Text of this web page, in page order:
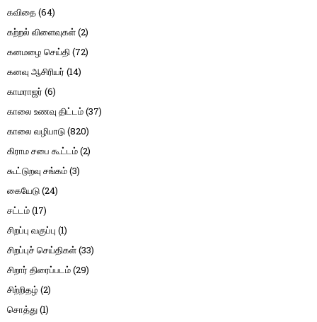
கவிதை(64)
கற்றல் விளைவுகள்(2)
கனமழை செய்தி(72)
கனவு ஆசிரியர் (14)
காமராஜர் (6)
காலை உணவு திட்டம்(37)
காலை வழிபாடு(820)
கிராம சபை கூட்டம்(2)
கூட்டுறவு சங்கம்(3)
கையேடு(24)
சட்டம்(17)
சிறப்பு வகுப்பு (1)
சிறப்புச் செய்திகள்(33)
சிறார் திரைப்படம்(29)
சிற்றிதழ் (2)
சொத்து(1)